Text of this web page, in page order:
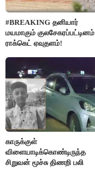
#BREAKING தனியார்
மயமாகும் குலசேகரப்பட்டினம்
ராக்கெட் ஏவுதளம்!
காருக்குள்
விளையாடிக்கொண்டிருந்த
சிறுவன் மூச்சு திணறி பலி